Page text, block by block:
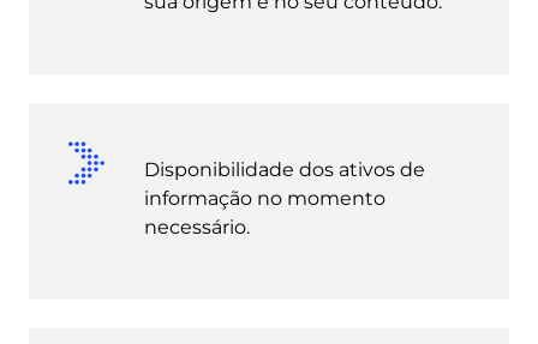
Disponibilidade dos ativos de
informação no momento
necessário.